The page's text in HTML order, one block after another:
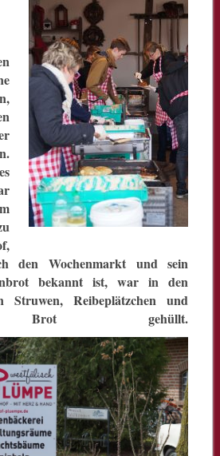
den Wochenmarkt und sein
bekannt ist, war in den
Struwen, Reibeplätzchen und
Brot gehüllt.